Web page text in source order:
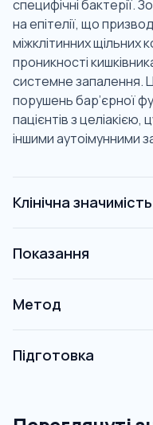
специфічні бактерії.
на епітелії, що
міжклітинних щільних
проникності
системне запалення.
порушень бар’єрної
пацієнтів з
іншими аутоімунними
Клінічна значимість
Показання
Метод
Підготовка